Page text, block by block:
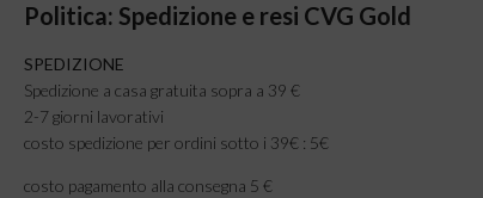
Politica: Spedizione e resi CVG Gold
SPEDIZIONE
Spedizione a casa gratuita sopra a 39 €
2-7 giorni lavorativi
costo spedizione per ordini sotto i 39€ : 5€
costo pagamento alla consegna 5 €